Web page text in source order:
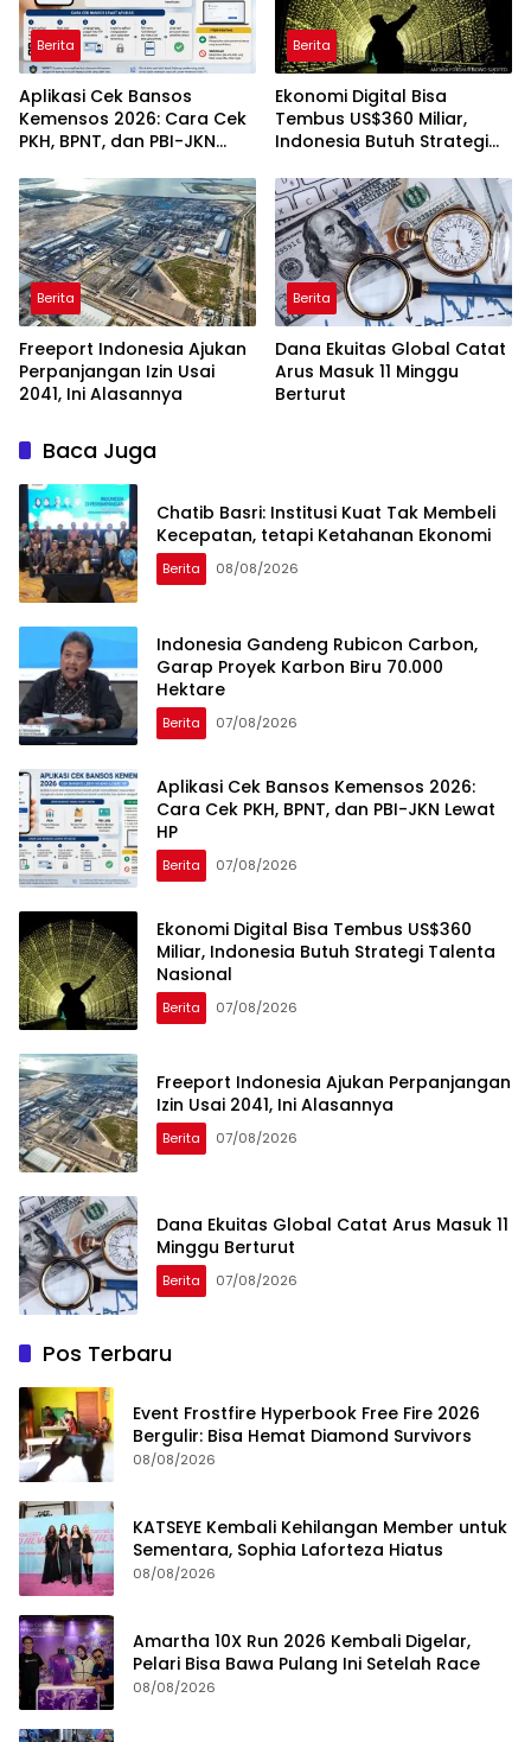
Berita
Aplikasi Cek Bansos
Kemensos 2026: Cara Cek
PKH, BPNT, dan PBI-JKN
Berita
Ekonomi Digital Bisa
Tembus US$360 Miliar,
Indonesia Butuh Strategi
Berita
Freeport Indonesia Ajukan
Perpanjangan Izin Usai
2041, Ini Alasannya
Berita
Dana Ekuitas Global Catat
Arus Masuk 11 Minggu
Berturut
Baca Juga
Chatib Basri: Institusi Kuat Tak Membeli
Kecepatan, tetapi Ketahanan Ekonomi
Berita 08/08/2026
Indonesia Gandeng Rubicon Carbon,
Garap Proyek Karbon Biru 70.000
Hektare
Berita 07/08/2026
Aplikasi Cek Bansos Kemensos 2026:
Cara Cek PKH, BPNT, dan PBI-JKN Lewat
HP
Berita 07/08/2026
Ekonomi Digital Bisa Tembus US$360
Miliar, Indonesia Butuh Strategi Talenta
Nasional
Berita 07/08/2026
Freeport Indonesia Ajukan Perpanjangan
Izin Usai 2041, Ini Alasannya
Berita 07/08/2026
Dana Ekuitas Global Catat Arus Masuk 11
Minggu Berturut
Berita 07/08/2026
Pos Terbaru
Event Frostfire Hyperbook Free Fire 2026
Bergulir: Bisa Hemat Diamond Survivors
08/08/2026
KATSEYE Kembali Kehilangan Member untuk
Sementara, Sophia Laforteza Hiatus
08/08/2026
Amartha 10X Run 2026 Kembali Digelar,
Pelari Bisa Bawa Pulang Ini Setelah Race
08/08/2026